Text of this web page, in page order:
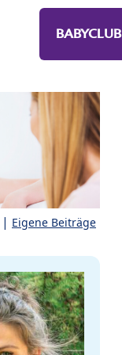
BABYCLUB
| Eigene Beiträge